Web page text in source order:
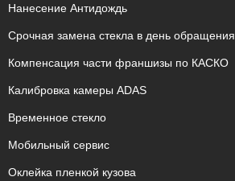
Нанесение Антидождь
Срочная замена стекла в день обращения
Компенсация части франшизы по КАСКО
Калибровка камеры ADAS
Временное стекло
Мобильный сервис
Оклейка пленкой кузова